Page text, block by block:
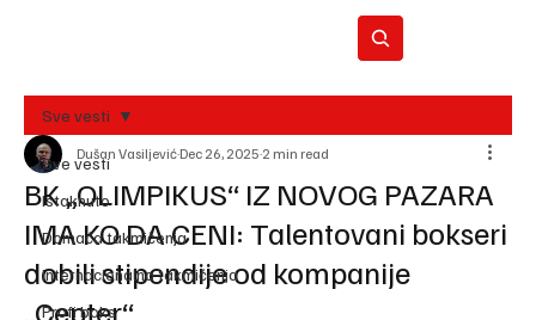
REC
Sve vesti
Istaknuto
Domaća takmičenja
Internacionalna takmičenja
Profi boks
Sve vesti
BK „OLIMPIKUS“ IZ NOVOG PAZARA
IMA KO DA CENI: Talentovani bokseri
dobili stipendije od kompanije
„Cepter“
Dušan Vasiljević Dec 26, 2025 2 min read